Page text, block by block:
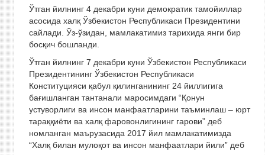
Ўтган йилнинг 4 декабри куни демократик тамойиллар
асосида халқ Ўзбекистон Республикаси Президентини
сайлади. Ўз-ўзидан, мамлакатимиз тарихида янги бир
босқич бошланди.
Ўтган йилнинг 7 декабри куни Ўзбекистон Республикаси
Президентининг Ўзбекистон Республикаси
Конституцияси қабул қилинганининг 24 йиллигига
бағишланган тантанали маросимдаги “Қонун
устуворлиги ва инсон манфаатларини таъминлаш – юрт
тараққиёти ва халқ фаровонлигининг гарови” деб
номланган маърузасида 2017 йил мамлакатимизда
“Халқ билан мулоқот ва инсон манфаатлари йили” деб